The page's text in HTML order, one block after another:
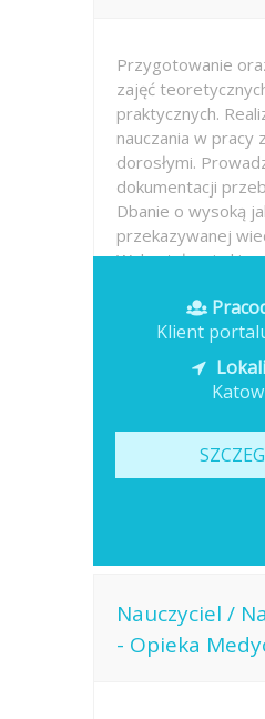
Przygotowanie
zajęć
praktycznych.
nauczania w pracy
dorosłymi.
dokumentacji
Dbanie o wysoką
przekazywanej
Wykształcenie
Opublikowano: dzisiaj
Klient
Nauczyciel /
- Opieka